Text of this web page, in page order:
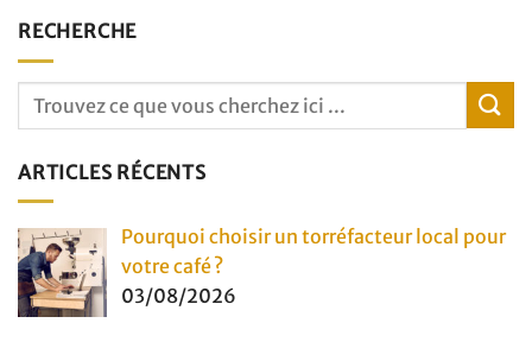
RECHERCHE
ARTICLES RÉCENTS
Pourquoi choisir un torréfacteur local pour
votre café ?
03/08/2026